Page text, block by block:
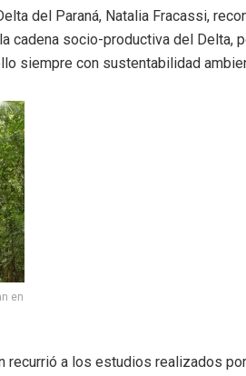
del Paraná, Natalia Fracassi,
cadena socio-productiva del Delta,
siempre con sustentabilidad
en
recurrió a los estudios realizados